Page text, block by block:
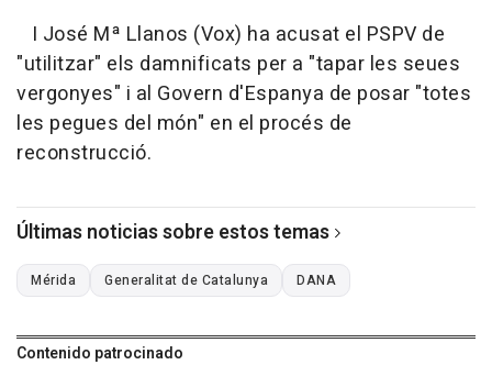
I José Mª Llanos (Vox) ha acusat el PSPV de
"utilitzar" els damnificats per a "tapar les seues
vergonyes" i al Govern d'Espanya de posar "totes
les pegues del món" en el procés de
reconstrucció.
Últimas noticias sobre estos temas
Mérida Generalitat de Catalunya DANA
Contenido patrocinado